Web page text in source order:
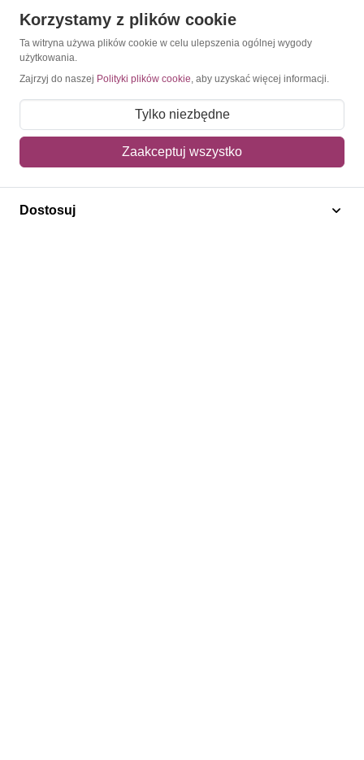
O Znaczkopol.pl
O nas
Regulamin
Polityka prywatności
Korzystamy z plików cookie
Ta witryna używa plików cookie w celu ulepszenia ogólnej wygody
użytkowania.
Zajrzyj do naszej Polityki plików cookie, aby uzyskać więcej informacji.
Tylko niezbędne
Zaakceptuj wszystko
Dostosuj